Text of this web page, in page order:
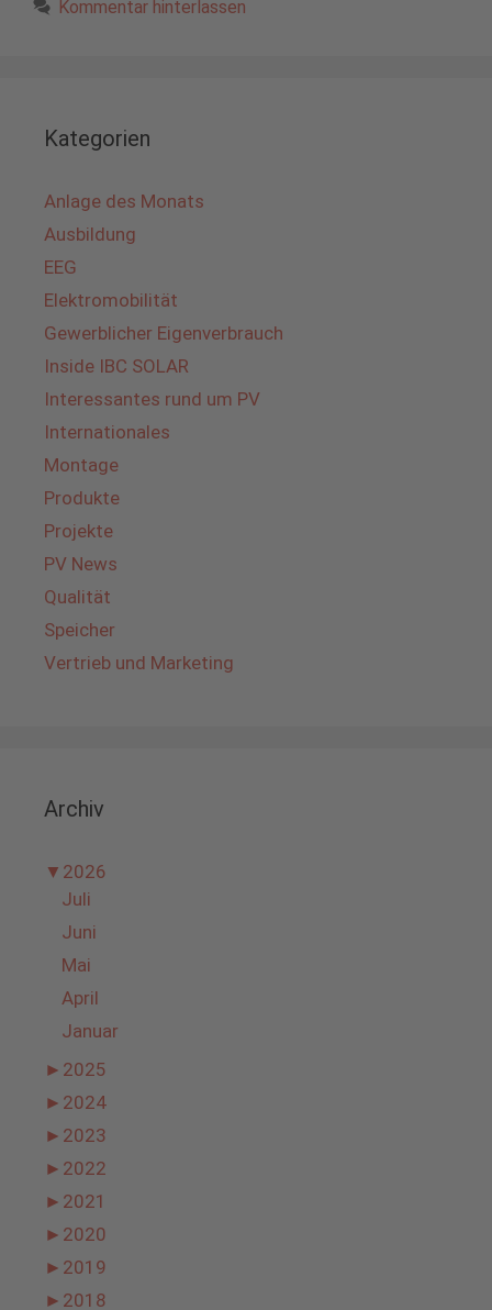
Kommentar hinterlassen
Kategorien
Anlage des Monats
Ausbildung
EEG
Elektromobilität
Gewerblicher Eigenverbrauch
Inside IBC SOLAR
Interessantes rund um PV
Internationales
Montage
Produkte
Projekte
PV News
Qualität
Speicher
Vertrieb und Marketing
Archiv
▼ 2026
Juli
Juni
Mai
April
Januar
► 2025
► 2024
► 2023
► 2022
► 2021
► 2020
► 2019
► 2018